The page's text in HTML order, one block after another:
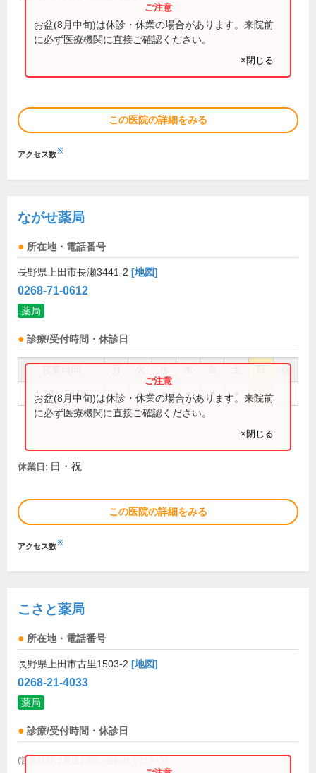
お盆(8月中旬)は休診・休業の場合があります。来院前
に必ず医療機関に直接ご確認ください。
×閉じる
この医院の詳細をみる
アクセス数※
ながせ薬局
所在地・電話番号
長野県上田市長瀬3441-2 [地図]
0268-71-0612
薬局
診療/受付時間・休診日
祝
8:30～19:00 ● ● ● ● ●
お盆(8月中旬)は休診・休業の場合があります。来院前
に必ず医療機関に直接ご確認ください。
×閉じる
休業日: 日・祝
この医院の詳細をみる
アクセス数※
こさと薬局
所在地・電話番号
長野県上田市古里1503-2 [地図]
0268-21-4033
薬局
診療/受付時間・休診日
(営業時間は直接お問い合わせください)